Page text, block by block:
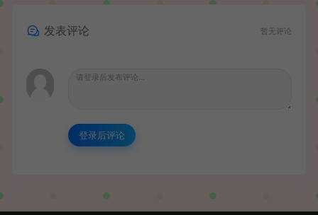
发表评论 暂无评论
登录后评论